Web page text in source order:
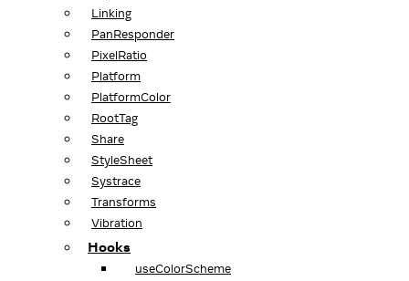
Linking
PanResponder
PixelRatio
Platform
PlatformColor
RootTag
Share
StyleSheet
Systrace
Transforms
Vibration
Hooks
useColorScheme